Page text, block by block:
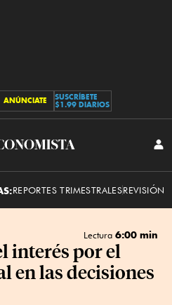
ANÚNCIATE
SUSCRÍBETE
$1.99 DIARIOS
El
REPORTES TRIMESTRALESREVISIÓN
Lectura 6:00 min
interés por el
en las decisiones